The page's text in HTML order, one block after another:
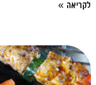
לקריאה »